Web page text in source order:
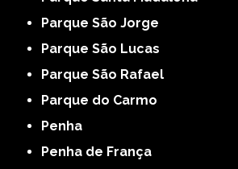
Parque São Jorge
Parque São Lucas
Parque São Rafael
Parque do Carmo
Penha
Penha de França